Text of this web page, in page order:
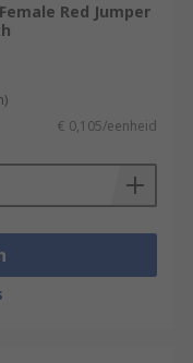
Red Jumper
€ 0,105/eenheid